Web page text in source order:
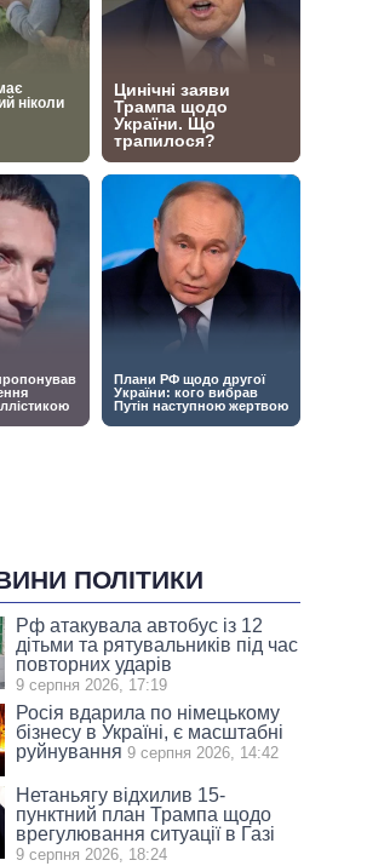
ПОЛІТИКИ
Рф атакувала автобус із 12
дітьми та рятувальників під час
повторних ударів
9 серпня 2026, 17:19
Росія вдарила по німецькому
бізнесу в Україні, є масштабні
руйнування 9 серпня 2026, 14:42
Нетаньягу відхилив 15-
пунктний план Трампа щодо
врегулювання ситуації в Газі
9 серпня 2026, 18:24